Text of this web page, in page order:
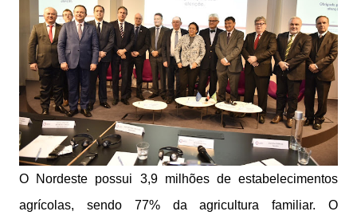
O Nordeste possui 3,9 milhões de estabelecimentos
agrícolas, sendo 77% da agricultura familiar. O